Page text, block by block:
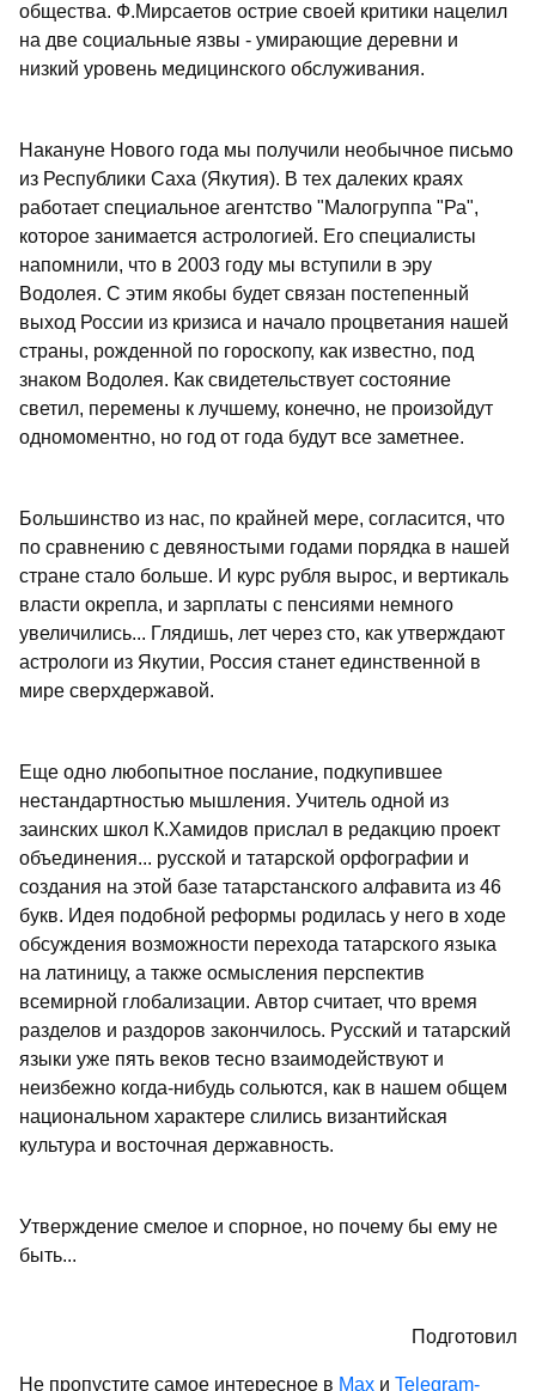
общества. Ф.Мирсаетов острие своей критики нацелил
на две социальные язвы - умирающие деревни и
низкий уровень медицинского обслуживания.
Накануне Нового года мы получили необычное письмо
из Республики Саха (Якутия). В тех далеких краях
работает специальное агентство "Малогруппа "Ра",
которое занимается астрологией. Его специалисты
напомнили, что в 2003 году мы вступили в эру
Водолея. С этим якобы будет связан постепенный
выход России из кризиса и начало процветания нашей
страны, рожденной по гороскопу, как известно, под
знаком Водолея. Как свидетельствует состояние
светил, перемены к лучшему, конечно, не произойдут
одномоментно, но год от года будут все заметнее.
Большинство из нас, по крайней мере, согласится, что
по сравнению с девяностыми годами порядка в нашей
стране стало больше. И курс рубля вырос, и вертикаль
власти окрепла, и зарплаты с пенсиями немного
увеличились... Глядишь, лет через сто, как утверждают
астрологи из Якутии, Россия станет единственной в
мире сверхдержавой.
Еще одно любопытное послание, подкупившее
нестандартностью мышления. Учитель одной из
заинских школ К.Хамидов прислал в редакцию проект
объединения... русской и татарской орфографии и
создания на этой базе татарстанского алфавита из 46
букв. Идея подобной реформы родилась у него в ходе
обсуждения возможности перехода татарского языка
на латиницу, а также осмысления перспектив
всемирной глобализации. Автор считает, что время
разделов и раздоров закончилось. Русский и татарский
языки уже пять веков тесно взаимодействуют и
неизбежно когда-нибудь сольются, как в нашем общем
национальном характере слились византийская
культура и восточная державность.
Утверждение смелое и спорное, но почему бы ему не
быть...
Подготовил
Не пропустите самое интересное в Max и Telegram-